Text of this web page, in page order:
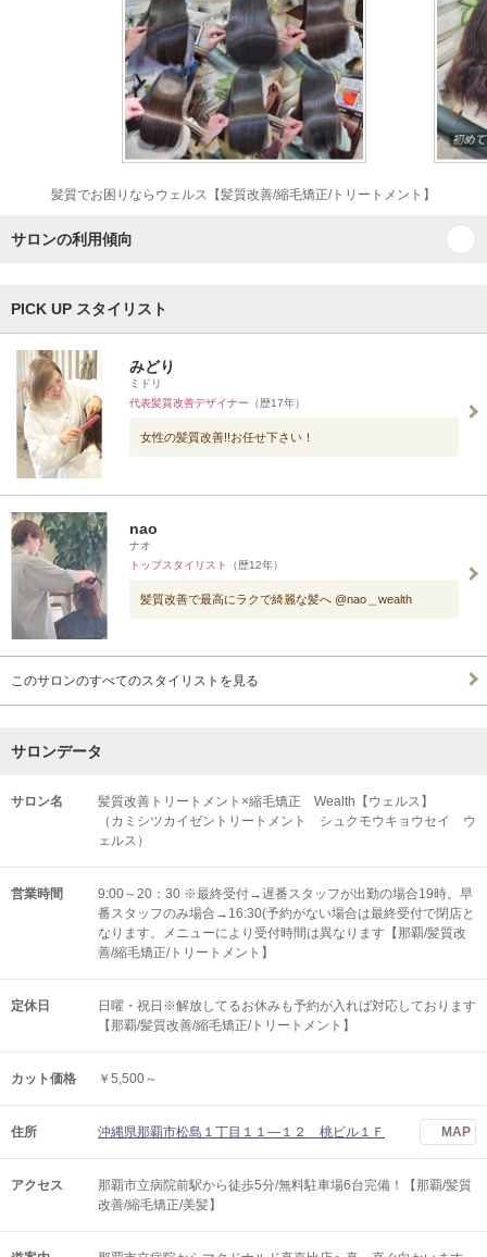
髪質でお困りならウェルス【髪質改善/縮毛矯正/トリートメント】
サロンの利用傾向
PICK UP スタイリスト
みどり
ミドリ
代表髪質改善デザイナー （歴17年）
女性の髪質改善!!お任せ下さい！
nao
ナオ
トップスタイリスト
（歴12年）
髪質改善で最高にラクで綺麗な髪へ @nao＿wealth
このサロンのすべてのスタイリストを見る
サロンデータ
サロン名
髪質改善トリートメント×縮毛矯正 Wealth【ウェルス】
（カミシツカイゼントリートメント シュクモウキョウセイ ウ
ェルス）
営業時間
9:00～20：30 ※最終受付→遅番スタッフが出勤の場合19時。早
番スタッフのみ場合→16:30(予約がない場合は最終受付で閉店と
なります。メニューにより受付時間は異なります【那覇/髪質改
善/縮毛矯正/トリートメント】
定休日
日曜・祝日※解放してるお休みも予約が入れば対応しております
【那覇/髪質改善/縮毛矯正/トリートメント】
カット価格 ￥5,500～
住所 沖縄県那覇市松島１丁目１１―１２ 桃ビル１Ｆ MAP
アクセス
那覇市立病院前駅から徒歩5分/無料駐車場6台完備！【那覇/髪質
改善/縮毛矯正/美髪】